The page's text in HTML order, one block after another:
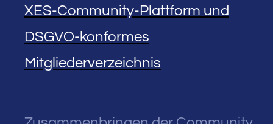
XES-Community-Plattform und
DSGVO-konformes
Mitgliederverzeichnis